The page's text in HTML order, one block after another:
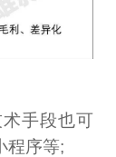
手段也可
程序等;